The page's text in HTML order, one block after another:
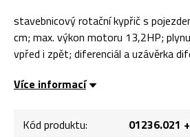
stavebnicový rotační kypřič s
cm; max. výkon motoru 13,2HP;
vpřed i zpět; diferenciál a uzávěrka
Více informací
Kód produktu:
01236.021